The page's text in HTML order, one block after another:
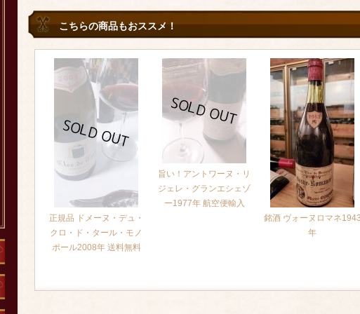
こちらの商品もおススメ！
正規品 ドメーヌ・デュ・
クロ・ド・タール・モノ
ポール2008年 送料無料
旨い！アントワーヌ・リ
ジェレ・グランエシェゾ
ー1977年 航空便輸入
銘酒 ヴォーヌロマネ
年